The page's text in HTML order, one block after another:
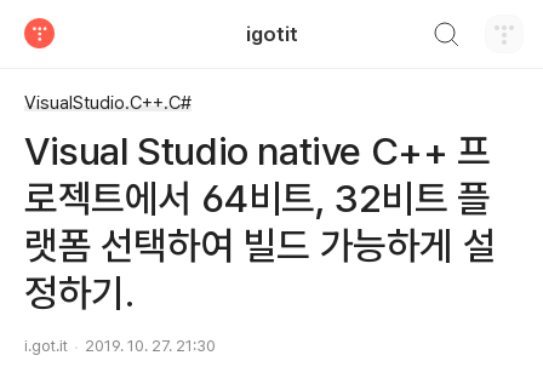
igotit
VisualStudio.C++.C#
Visual Studio native C++ 프
로젝트에서 64비트, 32비트 플
랫폼 선택하여 빌드 가능하게 설
정하기.
i.got.it 2019. 10. 27. 21:30